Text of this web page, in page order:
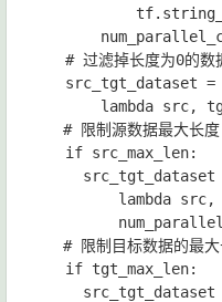
tf.
# 过滤掉长度为0的数
src_tgt_dataset =
lambda src,
# 限制源数据最大长度
if src_max_len:
src_tgt_dataset
lambda src,
# 限制目标数据的最
if tgt_max_len:
src_tgt_dataset